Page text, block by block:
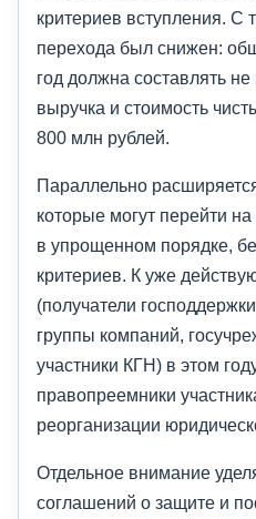
критериев вступления. С
перехода был снижен:
год должна составлять
выручка и стоимость
800 млн рублей.
Параллельно
которые могут перейти
в упрощенном порядке,
критериев. К уже
(получатели
группы компаний,
участники КГН) в этом
правопреемники
реорганизации
Отдельное внимание
соглашений о защите и